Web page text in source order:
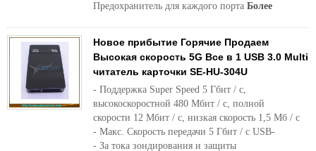
Предохранитель для каждого порта Более
Новое прибытие Горячие Продаем
Высокая скорость 5G Все в 1 USB 3.0 Multi
читатель карточки SE-HU-304U
- Поддержка Super Speed ​​5 Гбит / с,
высокоскоростной 480 Мбит / с, полной
скорости 12 Мбит / с, низкая скорость 1,5 Мб / с
- Макс. Скорость передачи 5 Гбит / с USB-
- За тока зондирования и защиты